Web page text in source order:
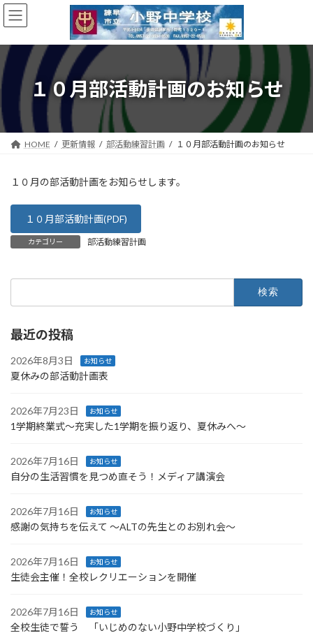
コ
ン
ン
ツ
へ
ッ
プ
ナ
ビ
ー
シ
ョ
移
動
１０月部活動計画のお知らせ
HOME 更新情報 部活動練習計画 １０月部活動計画のお知らせ
１０月の部活動計画をお知らせします。
１０月部活動計画(PDF)
カテゴリー 部活動練習計画
最近の投稿
2026年8月3日 お知らせ
夏休みの部活動計画表
2026年7月23日 お知らせ
1学期終業式〜充実した1学期を振り返り、夏休みへ〜
2026年7月16日 お知らせ
自分の生活習慣を見つめ直そう！メディア講演会
2026年7月16日 お知らせ
感謝の気持ちを伝えて ～ALTの先生とのお別れ会～
2026年7月16日 お知らせ
生徒会主催！全校レクリエーションを開催
2026年7月16日 お知らせ
全校生徒で誓う 「いじめのない小野中学校づくり」